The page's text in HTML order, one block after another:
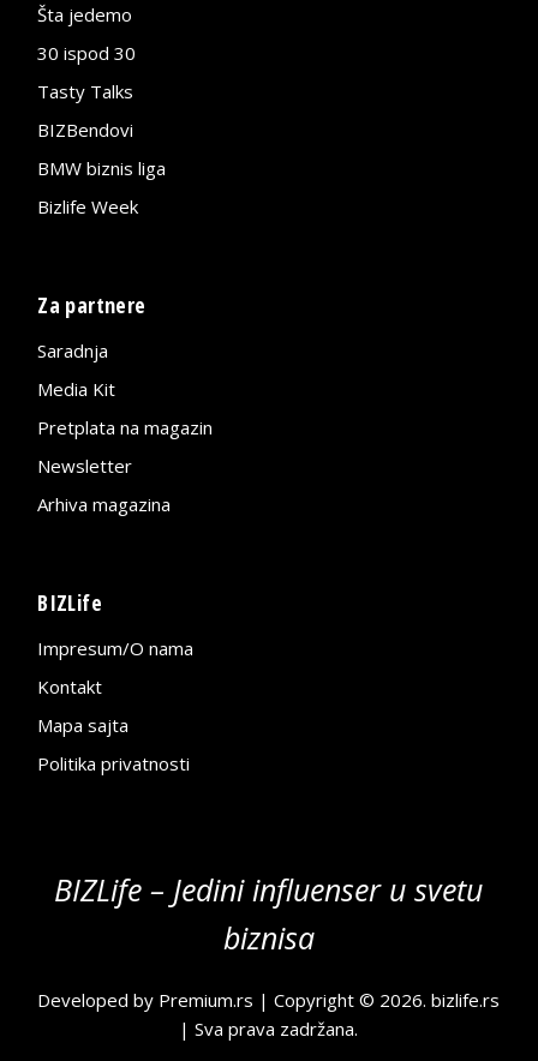
Šta jedemo
30 ispod 30
Tasty Talks
BIZBendovi
BMW biznis liga
Bizlife Week
Za partnere
Saradnja
Media Kit
Pretplata na magazin
Newsletter
Arhiva magazina
BIZLife
Impresum/O nama
Kontakt
Mapa sajta
Politika privatnosti
BIZLife – Jedini influenser u svetu
biznisa
Developed by Premium.rs | Copyright © 2026.bizlife.rs
| Sva prava zadržana.